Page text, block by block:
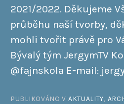
2021/2022. Děkujeme
průběhu naší tvorby,
mohli tvořit právě pro
Bývalý tým JergymTV
@fajnskola E-mail:
PUBLIKOVÁNO V AKTUALITY,